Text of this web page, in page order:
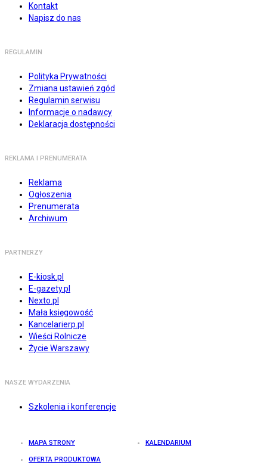
Kontakt
Napisz do nas
REGULAMIN
Polityka Prywatności
Zmiana ustawień zgód
Regulamin serwisu
Informacje o nadawcy
Deklaracja dostępności
REKLAMA I PRENUMERATA
Reklama
Ogłoszenia
Prenumerata
Archiwum
PARTNERZY
E-kiosk.pl
E-gazety.pl
Nexto.pl
Mała księgowość
Kancelarierp.pl
Wieści Rolnicze
Życie Warszawy
NASZE WYDARZENIA
Szkolenia i konferencje
MAPA STRONY KALENDARIUM
OFERTA PRODUKTOWA